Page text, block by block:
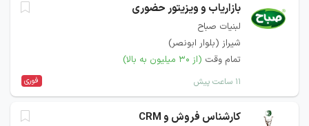
بازاریاب و ویزیتور حضوری
لبنیات صباح
شیراز (بلوار ابونصر)
تمام وقت (از ۳۰ میلیون به بالا)
۱۱ ساعت پیش فوری
کارشناس فروش و CRM